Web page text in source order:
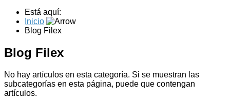
Está aquí:
Inicio
Blog Filex
Blog Filex
No hay artículos en esta categoría. Si se muestran las
subcategorías en esta página, puede que contengan
artículos.